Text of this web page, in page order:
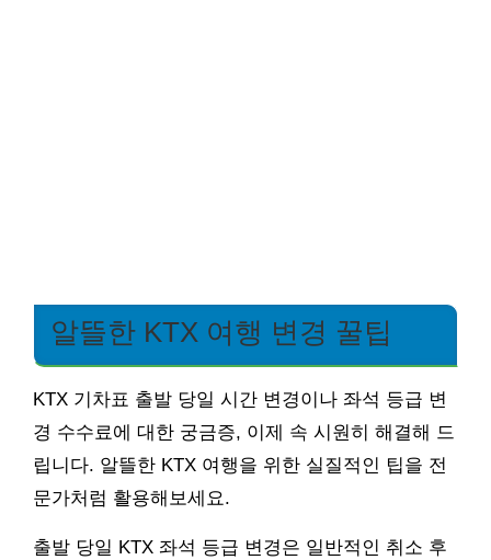
알뜰한 KTX 여행 변경 꿀팁
KTX 기차표 출발 당일 시간 변경이나 좌석 등급 변
경 수수료에 대한 궁금증, 이제 속 시원히 해결해 드
립니다. 알뜰한 KTX 여행을 위한 실질적인 팁을 전
문가처럼 활용해보세요.
출발 당일 KTX 좌석 등급 변경은 일반적인 취소 후